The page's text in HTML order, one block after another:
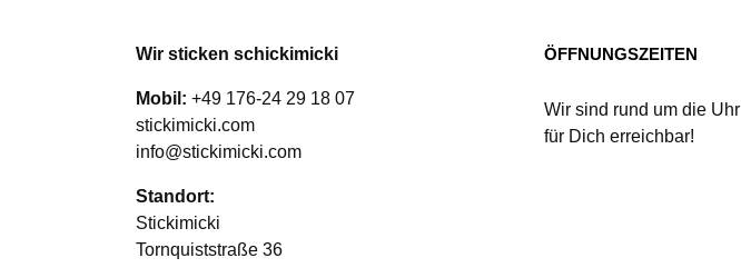
Wir sticken schickimicki
Mobil: +49 176-24 29 18 07
stickimicki.com
info@stickimicki.com
Standort:
Stickimicki
Tornquiststraße 36
ÖFFNUNGSZEITEN
Wir sind rund um die Uhr
für Dich erreichbar!